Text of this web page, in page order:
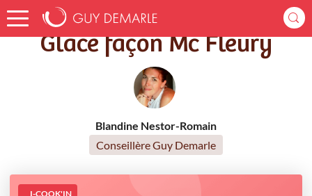
Accueil Recettes Glace façon Mc Fleury
Glace façon Mc Fleury
Blandine Nestor-Romain
Conseillère Guy Demarle
I-COOK'IN